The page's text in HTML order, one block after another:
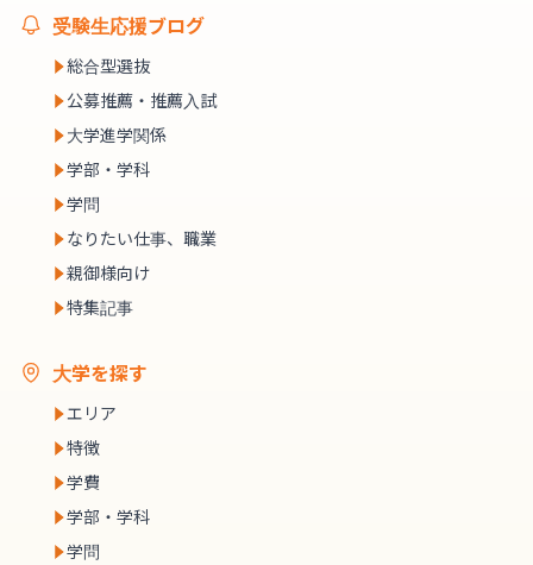
受験生応援ブログ
総合型選抜
公募推薦・推薦入試
大学進学関係
学部・学科
学問
なりたい仕事、職業
親御様向け
特集記事
大学を探す
エリア
特徴
学費
学部・学科
学問